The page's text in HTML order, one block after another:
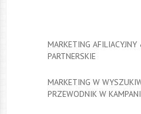
MARKETING AFILIACYJNY
PARTNERSKIE
MARKETING W
PRZEWODNIK W